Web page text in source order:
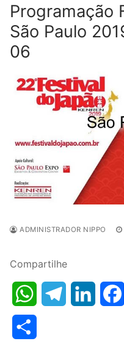
Programação
São Paulo
06
ADMINISTRADOR NIPPO
Compartilhe
WhatsAppTelegram